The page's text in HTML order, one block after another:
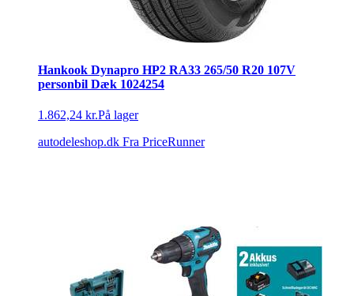
Hankook Dynapro HP2 RA33 265/50 R20 107V
personbil Dæk 1024254
1.862,24 kr.På lager
autodeleshop.dk Fra PriceRunner